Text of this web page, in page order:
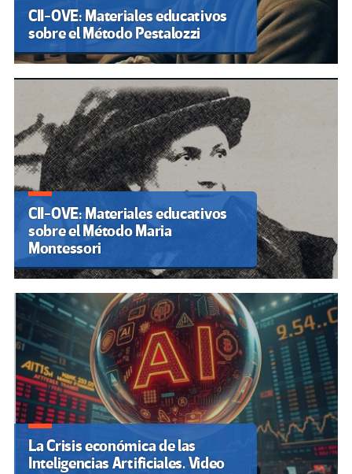
CII-OVE: Materiales educativos
sobre el Método Pestalozzi
CII-OVE: Materiales educativos
sobre el Método Maria
Montessori
La Crisis económica de las
Inteligencias Artificiales. Video